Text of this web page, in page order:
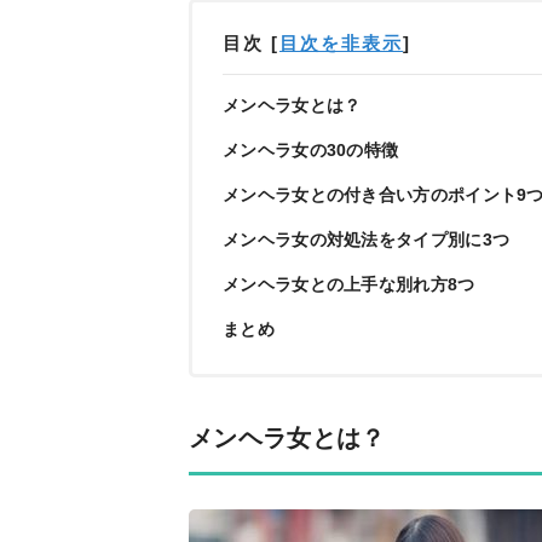
目次 [ 目次を非表示]
メンヘラ女とは？
メンヘラ女の30の特徴
メンヘラ女との付き合い方のポイント9
メンヘラ女の対処法をタイプ別に3つ
メンヘラ女との上手な別れ方8つ
まとめ
メンヘラ女とは？